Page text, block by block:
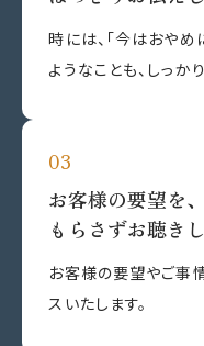
時には、「今はおやめ
ようなことも、しっか
お客様の要望を、
もらさずお聴き
お客様の要望やご事
スいたします。